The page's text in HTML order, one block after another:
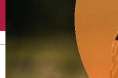
English